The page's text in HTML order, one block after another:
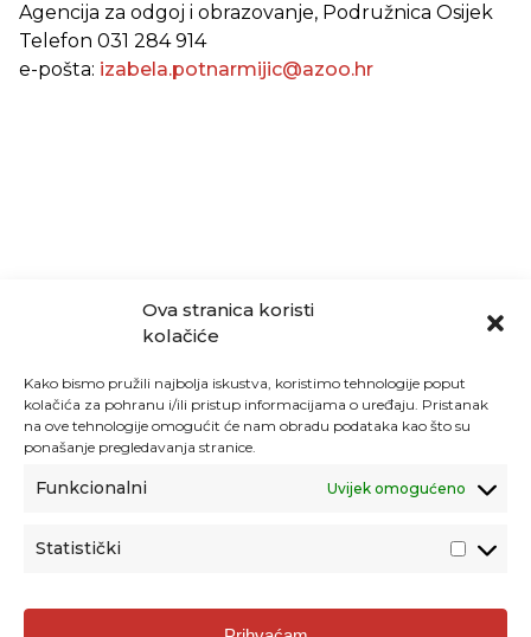
Ova stranica koristi
kolačiće
Kako bismo pružili najbolja iskustva, koristimo tehnologije poput
kolačića za pohranu i/ili pristup informacijama o uređaju. Pristanak
na ove tehnologije omogućit će nam obradu podataka kao što su
ponašanje pregledavanja stranice.
Funkcionalni Uvijek omogućeno
Statistički
Agencija za odgoj i obrazovanje, Podružnica Osijek
Telefon 031 284 914
e-pošta: izabela.potnarmijic@azoo.hr
Agencija za odgoj i obrazovanje